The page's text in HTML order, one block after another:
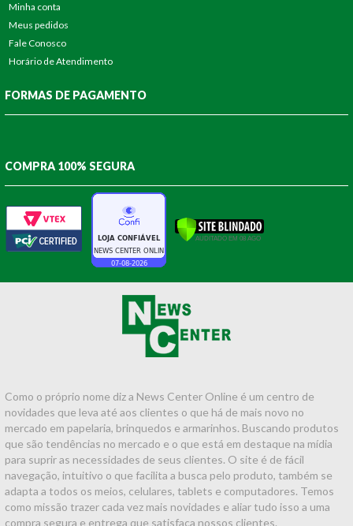
Minha conta
Meus pedidos
Fale Conosco
Horário de Atendimento
FORMAS DE PAGAMENTO
COMPRA 100% SEGURA
Como o próprio nome diz a News Center Online é um centro de
novidades que leva até aos clientes o que há de mais novo no
mercado em papelaria, brinquedos e armarinhos. Buscando produtos
que são tendências no mercado e o que está em destaque na mídia
para suprir as necessidades de seus clientes. O site é de fácil
navegação, intuitivo o que facilita a busca pelo produto, também se
adapta a todos os meios, celulares, tablets e computadores. Temos
como missão trazer cada vez mais novidades e aliar tudo isso a uma
compra segura e entrega que satisfaça nossos clientes.